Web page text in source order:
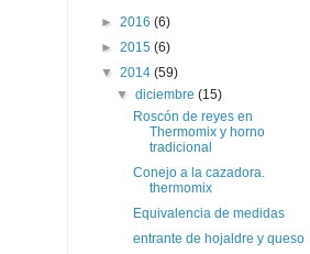
► 2016 (6)
► 2015 (6)
▼ 2014 (59)
▼diciembre(15)
Roscón de reyes en
Thermomix y horno
tradicional
Conejo a la cazadora.
thermomix
Equivalencia de medidas
entrante de hojaldre y queso